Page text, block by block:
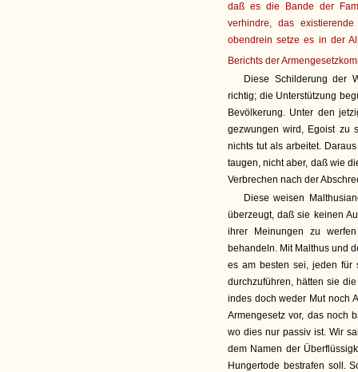
daß es die Bande der
verhindre, das
obendrein setze es in der
Berichts der
Diese Schilderung der
richtig; die Unterstützung
Bevölkerung. Unter den
gezwungen wird, Egoist zu
nichts tut als arbeitet.
taugen, nicht aber, daß wie
Verbrechen nach der
Diese weisen
überzeugt, daß sie keinen
ihrer Meinungen zu
behandeln. Mit Malthus und
es am besten sei, jeden für
durchzuführen, hätten sie
indes doch weder Mut noch
Armengesetz vor, das noch
wo dies nur passiv ist. Wir
dem Namen der
Hungertode bestrafen soll.